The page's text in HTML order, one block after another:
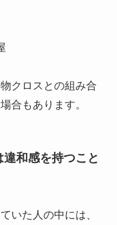
クロスとの組み合
合もあります。
和感を持つこと
いた人の中には、